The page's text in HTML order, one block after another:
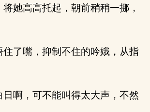
她高高托起，朝前稍稍一挪，
了嘴，抑制不住的吟娥，从指
啊，可不能叫得太大声，不然